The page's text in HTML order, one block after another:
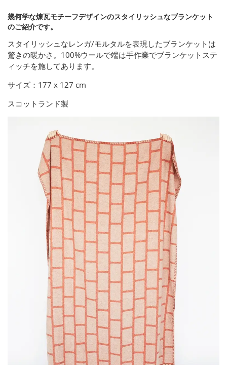
幾何学な煉瓦モチーフデザインのスタイリッシュなブランケット
のご紹介です。
スタイリッシュなレンガ/モルタルを表現したブランケットは
驚きの暖かさ。100%ウールで端は手作業でブランケットステ
ィッチを施してあります。
サイズ：177 x 127 cm
スコットランド製